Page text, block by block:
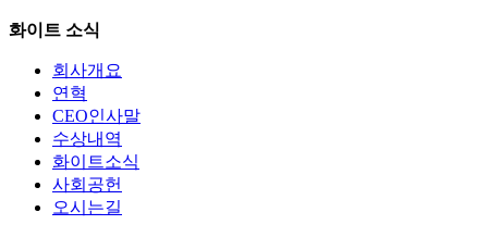
화이트 소식
회사개요
연혁
CEO인사말
수상내역
화이트소식
사회공헌
오시는길